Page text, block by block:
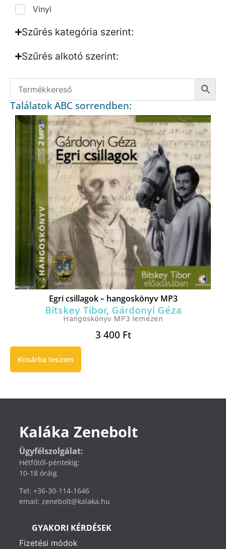
Vinyl
Szűrés kategória szerint:
Szűrés alkotó szerint:​
Találatok ABC sorrendben:
Egri csillagok – hangoskönyv MP3
Bitskey Tibor, Gárdonyi Géza
Hangoskönyv MP3 lemezen
3 400 Ft
Kosárba teszem
Kaláka Zenebolt
Ügyfélszolgálat:
Hétfőtől-péntekig:
10-18 óráig
Tel: +36-30-114-1646
email: zenebolt@kalaka.hu
GYAKORI KÉRDÉSEK
Fizetési módok